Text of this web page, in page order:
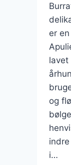
er
lavet
og
i…